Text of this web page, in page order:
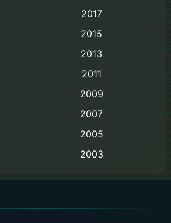
2017
2015
2013
2011
2009
2007
2005
2003
2000